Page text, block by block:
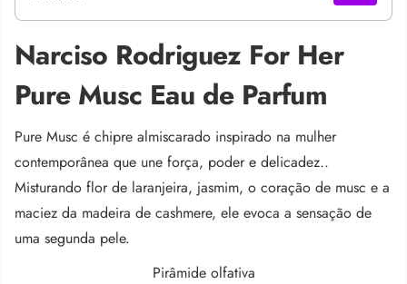
Narciso Rodriguez For Her
Pure Musc Eau de Parfum
Pure Musc é chipre almiscarado inspirado na mulher
contemporânea que une força, poder e delicadez..
Misturando flor de laranjeira, jasmim, o coração de musc e a
maciez da madeira de cashmere, ele evoca a sensação de
uma segunda pele.
Pirâmide olfativa